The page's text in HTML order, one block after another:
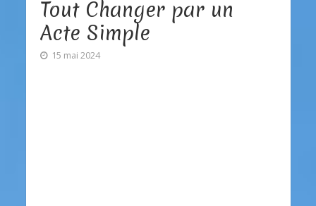
Tout Changer par un
Acte Simple
15 mai 2024